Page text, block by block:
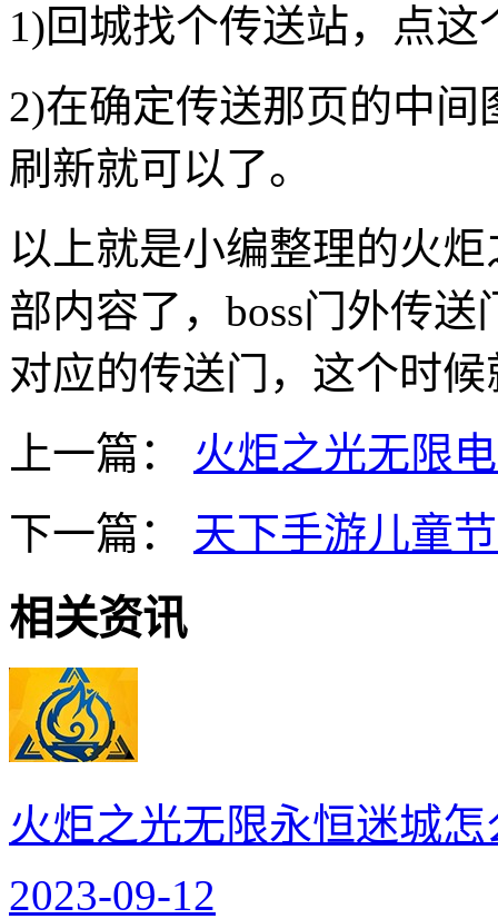
1)回城找个传送站，点这
2)在确定传送那页的中
刷新就可以了。
以上就是小编整理的火
部内容了，boss门外传
对应的传送门，这个时
上一篇：
火炬之光无限
下一篇：
天下手游儿童
相关资讯
火炬之光无限永恒迷城
2023-09-12